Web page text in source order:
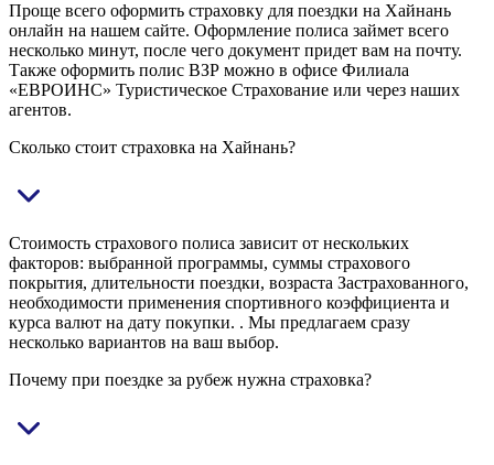
Проще всего оформить страховку для поездки на Хайнань
онлайн на нашем сайте. Оформление полиса займет всего
несколько минут, после чего документ придет вам на почту.
Также оформить полис ВЗР можно в офисе Филиала
«ЕВРОИНС» Туристическое Страхование или через наших
агентов.
Сколько стоит страховка на Хайнань?
Стоимость страхового полиса зависит от нескольких
факторов: выбранной программы, суммы страхового
покрытия, длительности поездки, возраста Застрахованного,
необходимости применения спортивного коэффициента и
курса валют на дату покупки. . Мы предлагаем сразу
несколько вариантов на ваш выбор.
Почему при поездке за рубеж нужна страховка?